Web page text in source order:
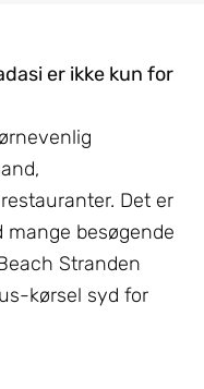
er ikke kun for
Det er
besøgende
Stranden
kørsel syd for